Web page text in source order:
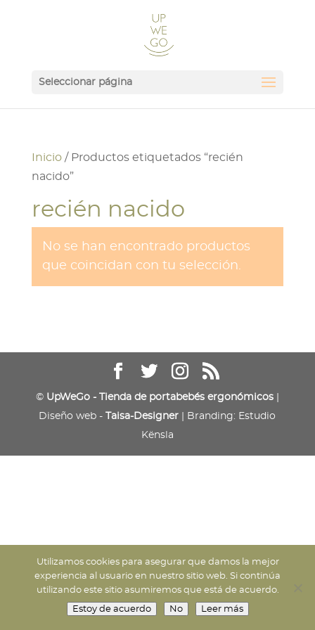
Seleccionar página
Inicio/ Productos etiquetados “recién
nacido”
recién nacido
No se han encontrado productos
que coincidan con tu selección.
© UpWeGo - Tienda de portabebés ergonómicos|
Diseño web -
Taisa-Designer | Branding: Estudio
Kënsla
Utilizamos cookies para asegurar que damos la mejor
experiencia al usuario en nuestro sitio web. Si continúa
utilizando este sitio asumiremos que está de acuerdo.
Estoy de acuerdo No Leer más